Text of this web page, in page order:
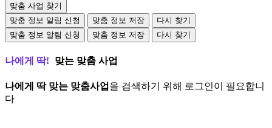
맞춤 사업 찾기
맞춤 정보 알림 신청
맞춤 정보 저장
다시 찾기
맞춤 정보 알림 신청
맞춤 정보 저장 다시 찾기
나에게 딱! 맞는 맞춤 사업
나에게 딱 맞는 맞춤사업 을 검색하기 위해 로그인이 필요합니
다